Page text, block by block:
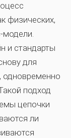
физических,
модели.
и стандарты
для
одновременно
подход
цепочки
ли